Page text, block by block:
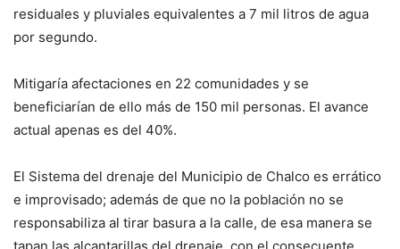
residuales y pluviales equivalentes a 7 mil litros de agua
por segundo.
Mitigaría afectaciones en 22 comunidades y se
beneficiarían de ello más de 150 mil personas. El avance
actual apenas es del 40%.
El Sistema del drenaje del Municipio de Chalco es errático
e improvisado; además de que no la población no se
responsabiliza al tirar basura a la calle, de esa manera se
tapan las alcantarillas del drenaje, con el consecuente